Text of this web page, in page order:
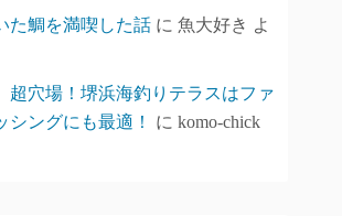
た鯛を満喫した話 に 魚大好き よ
超穴場！堺浜海釣りテラスはファ
シングにも最適！
に komo-chick